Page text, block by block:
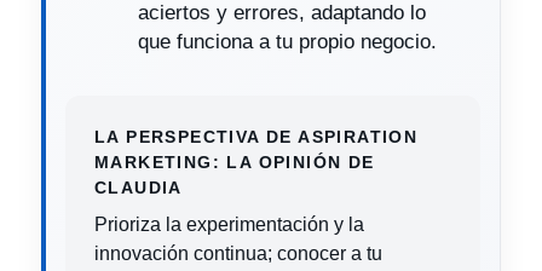
aciertos y errores, adaptando lo
que funciona a tu propio negocio.
LA PERSPECTIVA DE ASPIRATION
MARKETING: LA OPINIÓN DE
CLAUDIA
Prioriza la experimentación y la
innovación continua; conocer a tu